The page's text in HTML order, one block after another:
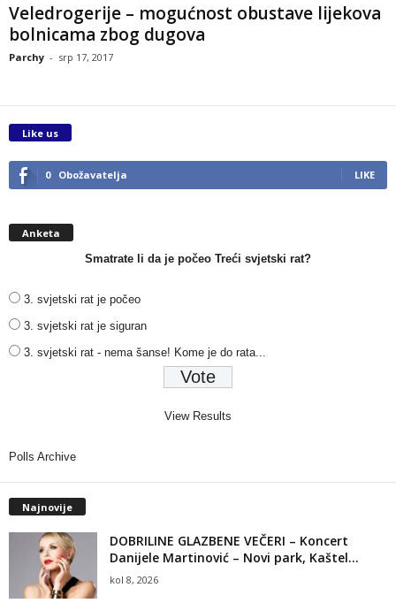
Veledrogerije – mogućnost obustave lijekova
bolnicama zbog dugova
Parchy - srp 17, 2017
Like us
0 Obožavatelja LIKE
Anketa
Smatrate li da je počeo Treći svjetski rat?
3. svjetski rat je počeo
3. svjetski rat je siguran
3. svjetski rat - nema šanse! Kome je do rata...
View Results
Polls Archive
Najnovije
DOBRILINE GLAZBENE VEČERI – Koncert
Danijele Martinović – Novi park, Kaštel...
kol 8, 2026